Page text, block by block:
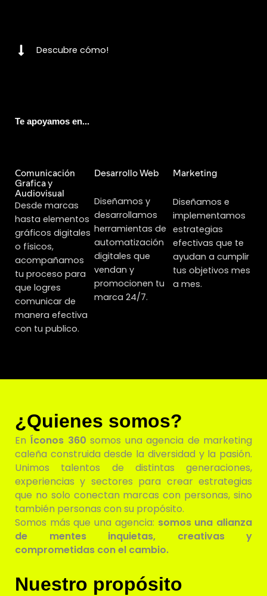
Descubre cómo!
Te apoyamos en...
Comunicación
Grafica y
Audiovisual
Desde marcas
hasta elementos
gráficos digitales
o físicos,
acompañamos
tu proceso para
que logres
comunicar de
manera efectiva
con tu publico.
Desarrollo Web
Diseñamos y
desarrollamos
herramientas de
automatización
digitales que
vendan y
promocionen tu
marca 24/7.
Marketing
Diseñamos e
implementamos
estrategias
efectivas que te
ayudan a cumplir
tus objetivos mes
a mes.
¿Quienes somos?
En Íconos 360 somos una agencia de marketing
caleña construida desde la diversidad y la pasión.
Unimos talentos de distintas generaciones,
experiencias y sectores para crear estrategias
que no solo conectan marcas con personas, sino
también personas con su propósito.
Somos más que una agencia: somos una alianza
de mentes inquietas, creativas y
comprometidas con el cambio.
Nuestro propósito